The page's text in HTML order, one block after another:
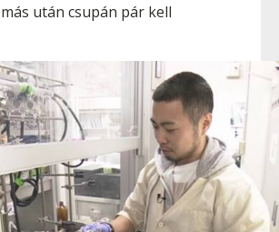
után csupán pár kell